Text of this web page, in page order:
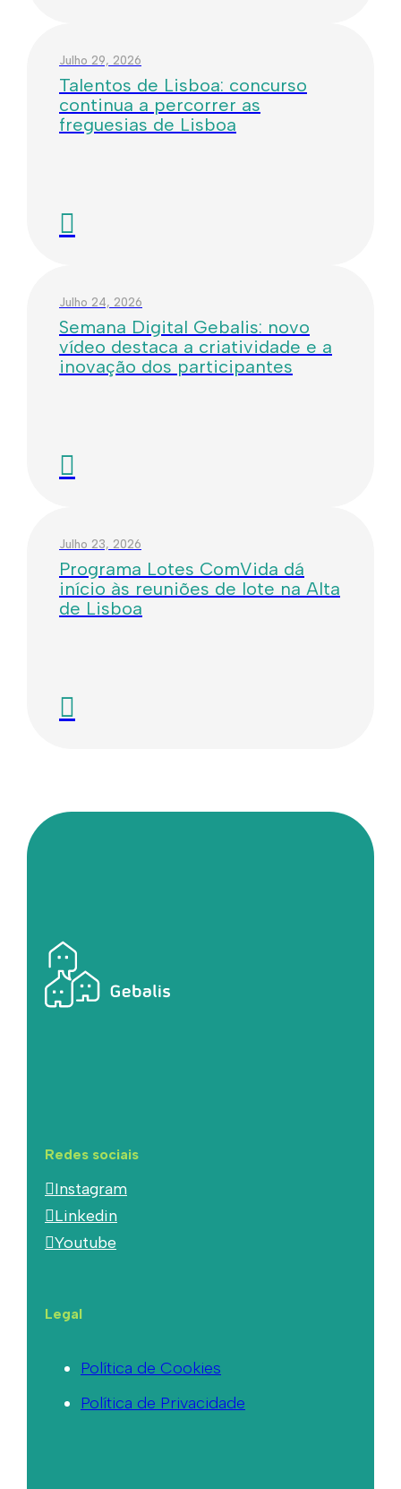
Julho 29, 2026
Talentos de Lisboa: concurso
continua a percorrer as
freguesias de Lisboa
Julho 24, 2026
Semana Digital Gebalis: novo
vídeo destaca a criatividade e a
inovação dos participantes
Julho 23, 2026
Programa Lotes ComVida dá
início às reuniões de lote na Alta
de Lisboa
Redes sociais
Instagram
Linkedin
Youtube
Legal
Política de Cookies
Política de Privacidade